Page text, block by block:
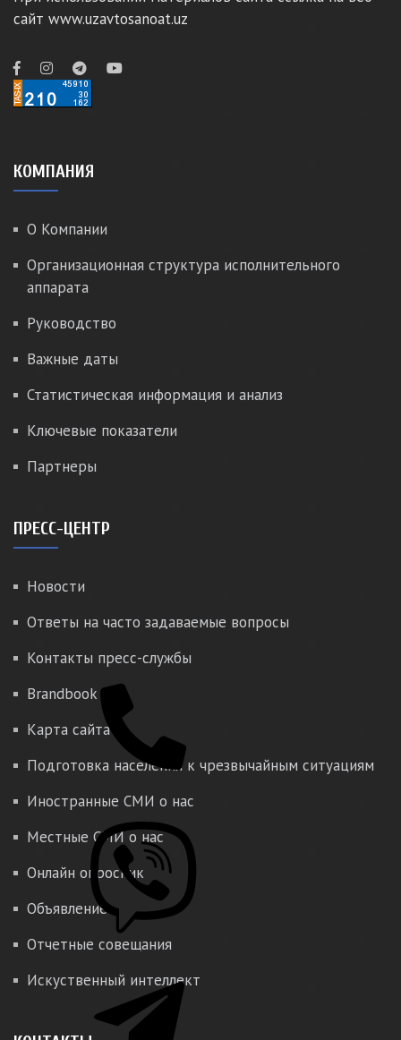
сайт www.uzavtosanoat.uz
КОМПАНИЯ
О Компании
Организационная структура исполнительного
аппарата
Руководство
Важные даты
Статистическая информация и анализ
Ключевые показатели
Партнеры
ПРЕСС-ЦЕНТР
Новости
Ответы на часто задаваемые вопросы
Контакты пресс-службы
Brandbook
Карта сайта
Подготовка населения к чрезвычайным ситуациям
Иностранные СМИ о нас
Местные СМИ о нас
Онлайн опросник
Объявление
Отчетные совещания
Искуственный интеллект